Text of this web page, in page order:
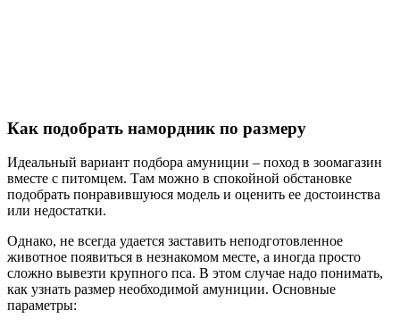
Как подобрать намордник по размеру
Идеальный вариант подбора амуниции – поход в зоомагазин
вместе с питомцем. Там можно в спокойной обстановке
подобрать понравившуюся модель и оценить ее достоинства
или недостатки.
Однако, не всегда удается заставить неподготовленное
животное появиться в незнакомом месте, а иногда просто
сложно вывезти крупного пса. В этом случае надо понимать,
как узнать размер необходимой амуниции. Основные
параметры: